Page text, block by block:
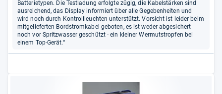
Batterietypen. Die Testladung erfolgte zügig, die Kabelstärken sind
ausreichend, das Display informiert über alle Gegebenheiten und
wird noch durch Kontrollleuchten unterstützt. Vorsicht ist leider beim
mitgelieferten Bordstromkabel geboten, es ist weder abgesichert
noch vor Spritzwasser geschützt - ein kleiner Wermutstropfen bei
einem Top-Gerät.“